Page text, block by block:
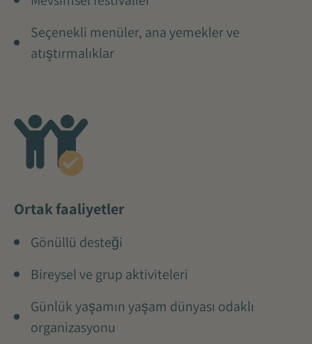
Seçenekli menüler, ana yemekler ve
atıştırmalıklar
Ortak faaliyetler
Gönüllü desteği
Bireysel ve grup aktiviteleri
Günlük yaşamın yaşam dünyası odaklı
organizasyonu